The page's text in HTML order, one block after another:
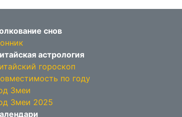
снов
астрология
гороскоп
по году
Змеи
Змеи 2025